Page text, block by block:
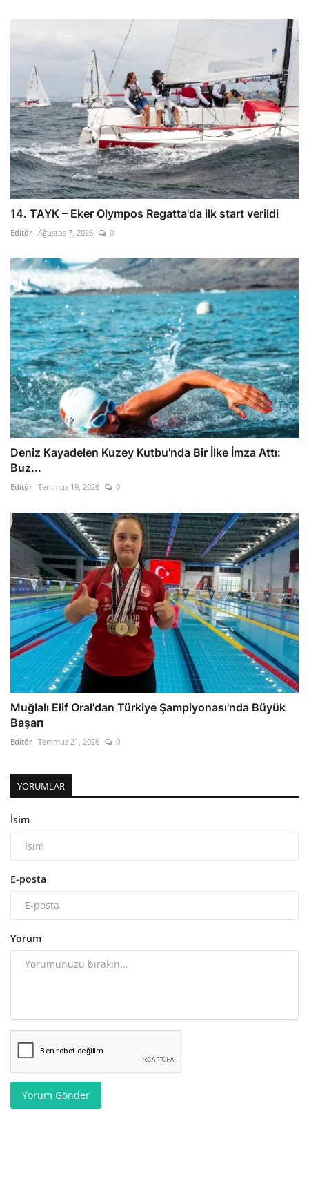
14. TAYK – Eker Olympos Regatta'da ilk start verildi
Editör Ağustos 7, 2026 0
Deniz Kayadelen Kuzey Kutbu'nda Bir İlke İmza Attı:
Buz...
Editör Temmuz 19, 2026 0
Muğlalı Elif Oral'dan Türkiye Şampiyonası'nda Büyük
Başarı
Editör Temmuz 21, 2026 0
YORUMLAR
İsim
E-posta
Yorum
Yorum Gönder